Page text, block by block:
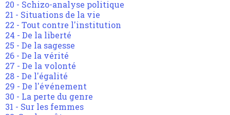
20 - Schizo-analyse politique
21 - Situations de la vie
22 - Tout contre l'institution
24 - De la liberté
25 - De la sagesse
26 - De la vérité
27 - De la volonté
28 - De l'égalité
29 - De l'événement
30 - La perte du genre
31 - Sur les femmes